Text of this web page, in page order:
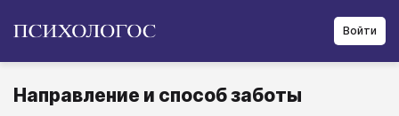
Войти
Направление и способ заботы